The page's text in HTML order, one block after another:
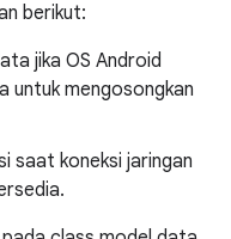
berikut:
jika OS Android
untuk mengosongkan
saat koneksi jaringan